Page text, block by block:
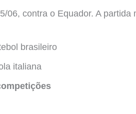
06, contra o Equador. A
brasileiro
italiana